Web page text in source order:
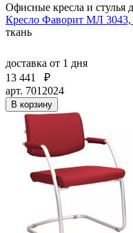
Офисные кресла и стулья
Кресло Фаворит МЛ 3043,
ткань
доставка от 1 дня
13 441
₽
арт. 7012024
В корзину